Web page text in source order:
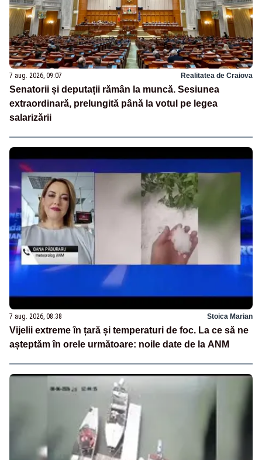
7 aug. 2026, 09:07 Realitatea de Craiova
Senatorii și deputații rămân la muncă. Sesiunea
extraordinară, prelungită până la votul pe legea
salarizării
7 aug. 2026, 08:38 Stoica Marian
Vijelii extreme în țară și temperaturi de foc. La ce să ne
așteptăm în orele următoare: noile date de la ANM